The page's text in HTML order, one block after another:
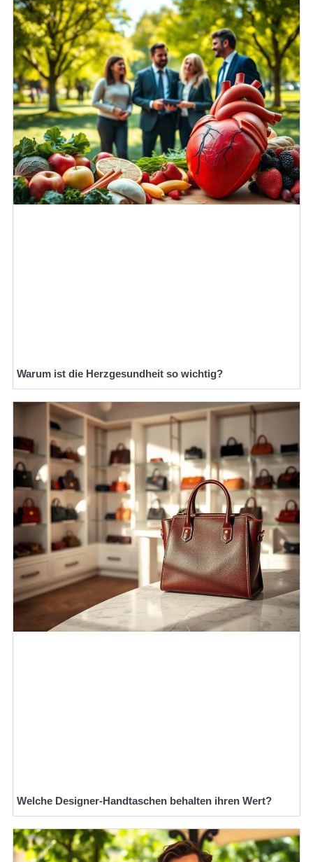
Warum ist die Herzgesundheit so wichtig?
Welche Designer-Handtaschen behalten ihren Wert?